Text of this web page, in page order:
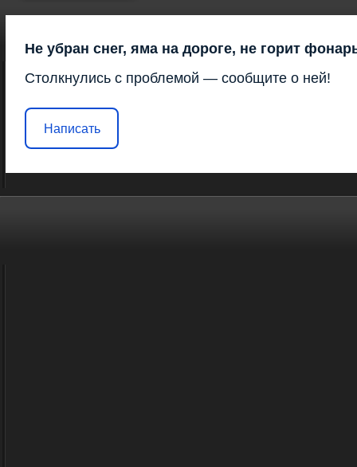
Не убран снег, яма на дороге, не горит
Столкнулись с проблемой — сообщите о ней!
Написать